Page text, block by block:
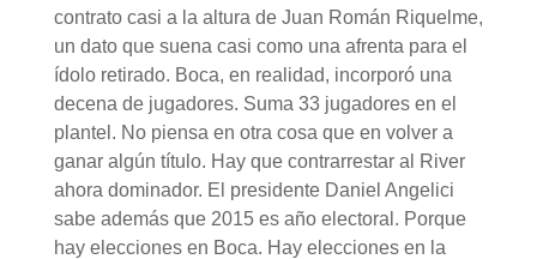
contrato casi a la altura de Juan Román Riquelme,
un dato que suena casi como una afrenta para el
ídolo retirado. Boca, en realidad, incorporó una
decena de jugadores. Suma 33 jugadores en el
plantel. No piensa en otra cosa que en volver a
ganar algún título. Hay que contrarrestar al River
ahora dominador. El presidente Daniel Angelici
sabe además que 2015 es año electoral. Porque
hay elecciones en Boca. Hay elecciones en la